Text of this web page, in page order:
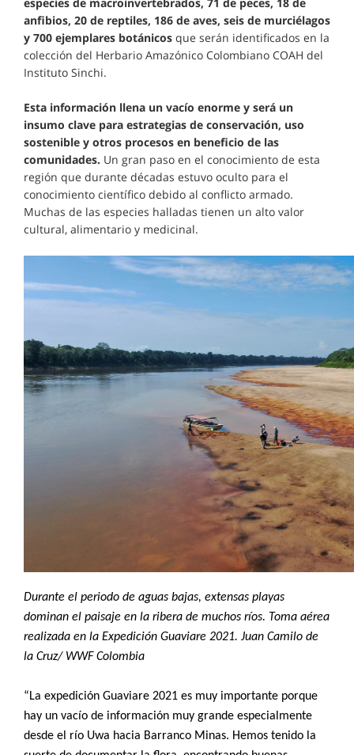
especies de macroinvertebrados, 71 de peces, 18 de
anfibios, 20 de reptiles, 186 de aves, seis de murciélagos
y 700 ejemplares botánicos que serán identificados en la
colección del Herbario Amazónico Colombiano COAH del
Instituto Sinchi.
Esta información llena un vacío enorme y será un
insumo clave para estrategias de conservación, uso
sostenible y otros procesos en beneficio de las
comunidades. Un gran paso en el conocimiento de esta
región que durante décadas estuvo oculto para el
conocimiento científico debido al conflicto armado.
Muchas de las especies halladas tienen un alto valor
cultural, alimentario y medicinal.
Durante el periodo de aguas bajas, extensas playas
dominan el paisaje en la ribera de muchos ríos. Toma aérea
realizada en la Expedición Guaviare 2021. Juan Camilo de
la Cruz/ WWF Colombia
“La expedición Guaviare 2021 es muy importante porque
hay un vacío de información muy grande especialmente
desde el río Uwa hacia Barranco Minas. Hemos tenido la